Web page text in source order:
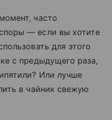
часто
— если вы хотите
для этого
с предыдущего раза,
Или лучше
в чайник свежую